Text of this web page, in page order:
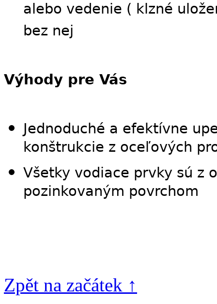
alebo vedenie ( klzné
bez nej
Výhody pre Vás
Jednoduché a efektívne
konštrukcie z oceľových
Všetky vodiace prvky sú z
pozinkovaným povrchom
Zpět na začátek ↑